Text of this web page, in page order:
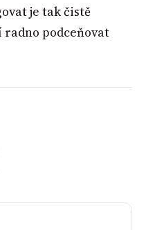
je tak čistě
podceňovat